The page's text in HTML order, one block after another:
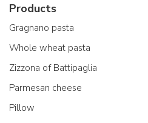
Products
Gragnano pasta
Whole wheat pasta
Zizzona of Battipaglia
Parmesan cheese
Pillow